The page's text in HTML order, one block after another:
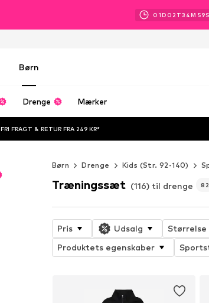
01D 02 T34M 57S
Børn
Drenge Mærker
FRI FRAGT & RETUR FRA 249 KR*
Børn Drenge Kids (Str. 92-140)
Træningssæt (116) til drenge 82
Pris Udsalg Størrelse
Produktets egenskaber